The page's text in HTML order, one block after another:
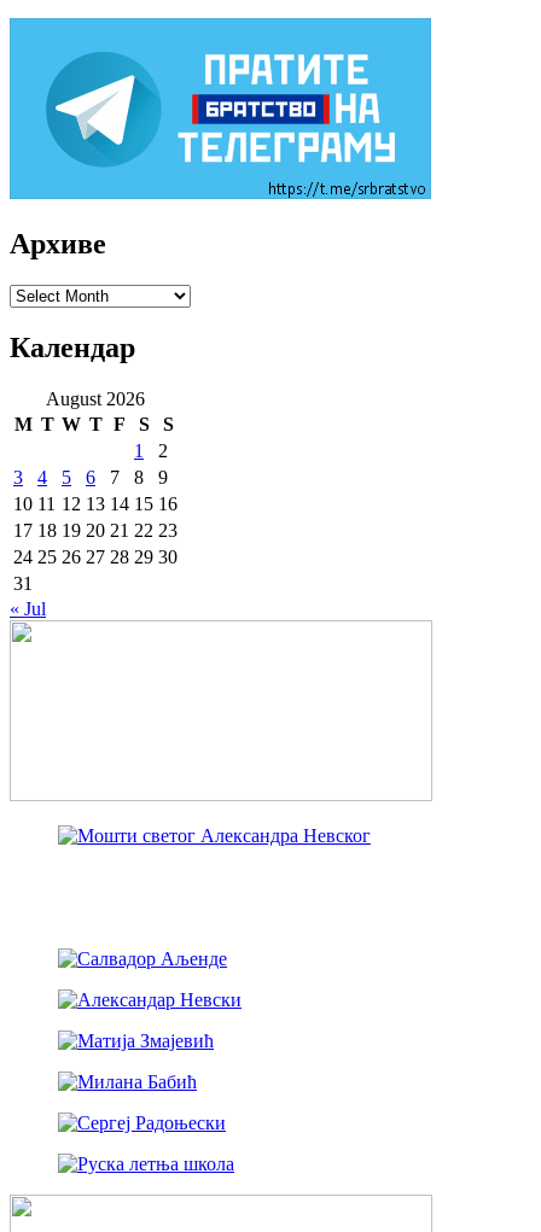
Архиве
Архиве
Календар
August 2026
M T W T F S
S
1
2
3
4 5 6 7 8
9
10 11 12 13 14 15 16
17 18 19 20 21 22 23
24 25 26 27 28 29 30
31
« Jul